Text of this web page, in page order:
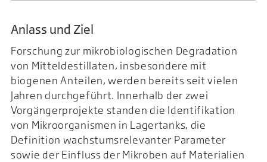
Anlass und Ziel
Forschung zur mikrobiologischen Degradation
von Mitteldestillaten, insbesondere mit
biogenen Anteilen, werden bereits seit vielen
Jahren durchgeführt. Innerhalb der zwei
Vorgängerprojekte standen die Identifikation
von Mikroorganismen in Lagertanks, die
Definition wachstumsrelevanter Parameter
sowie der Einfluss der Mikroben auf Materialien